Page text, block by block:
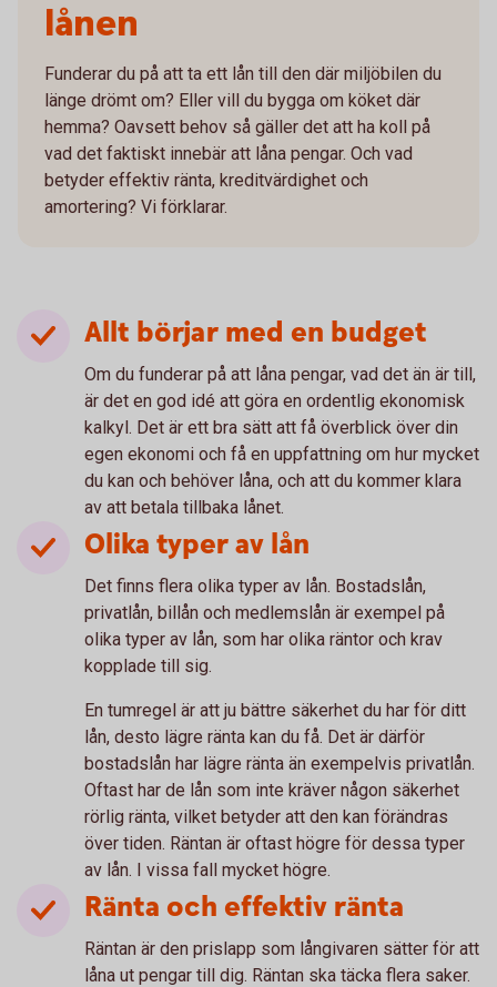
lånen
Funderar du på att ta ett lån till den där miljöbilen du
länge drömt om? Eller vill du bygga om köket där
hemma? Oavsett behov så gäller det att ha koll på
vad det faktiskt innebär att låna pengar. Och vad
betyder effektiv ränta, kreditvärdighet och
amortering? Vi förklarar.
Allt börjar med en budget
Om du funderar på att låna pengar, vad det än är till,
är det en god idé att göra en ordentlig ekonomisk
kalkyl. Det är ett bra sätt att få överblick över din
egen ekonomi och få en uppfattning om hur mycket
du kan och behöver låna, och att du kommer klara
av att betala tillbaka lånet.
Olika typer av lån
Det finns flera olika typer av lån. Bostadslån,
privatlån, billån och medlemslån är exempel på
olika typer av lån, som har olika räntor och krav
kopplade till sig.
En tumregel är att ju bättre säkerhet du har för ditt
lån, desto lägre ränta kan du få. Det är därför
bostadslån har lägre ränta än exempelvis privatlån.
Oftast har de lån som inte kräver någon säkerhet
rörlig ränta, vilket betyder att den kan förändras
över tiden. Räntan är oftast högre för dessa typer
av lån. I vissa fall mycket högre.
Ränta och effektiv ränta
Räntan är den prislapp som långivaren sätter för att
låna ut pengar till dig. Räntan ska täcka flera saker.